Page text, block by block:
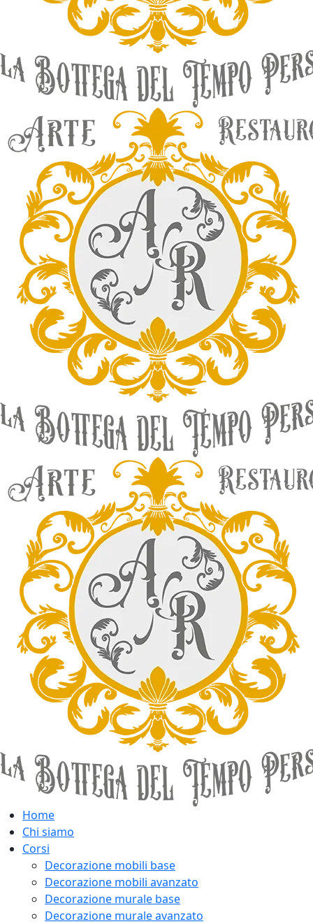
Home
Chi siamo
Corsi
Decorazione mobili base
Decorazione mobili avanzato
Decorazione murale base
Decorazione murale avanzato